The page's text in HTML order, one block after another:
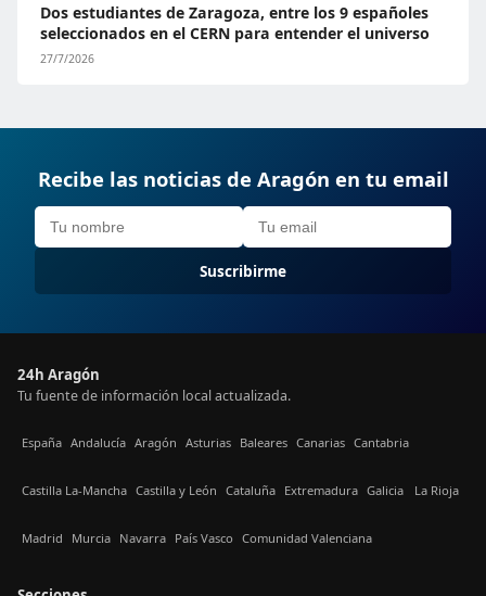
Dos estudiantes de Zaragoza, entre los 9 españoles
seleccionados en el CERN para entender el universo
27/7/2026
Recibe las noticias de Aragón en tu email
Suscribirme
24h Aragón
Tu fuente de información local actualizada.
España Andalucía Aragón Asturias Baleares Canarias Cantabria
Castilla La-Mancha Castilla y León Cataluña Extremadura Galicia La Rioja
Madrid Murcia Navarra País Vasco Comunidad Valenciana